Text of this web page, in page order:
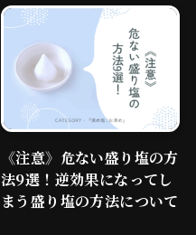
《注意》危ない盛り塩の方
法9選！逆効果になってし
まう盛り塩の方法について